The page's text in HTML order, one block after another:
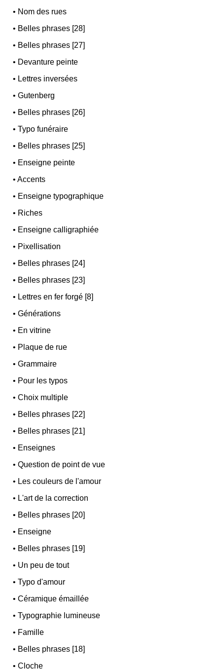
• Nom des rues
• Belles phrases [28]
• Belles phrases [27]
• Devanture peinte
• Lettres inversées
•Gutenberg
• Belles phrases [26]
•Typo funéraire
• Belles phrases [25]
• Enseigne peinte
•Accents
• Enseigne typographique
• Riches
• Enseigne calligraphiée
• Pixellisation
• Belles phrases [24]
• Belles phrases [23]
• Lettres en fer forgé [8]
•Générations
• En vitrine
• Plaque de rue
•Grammaire
• Pour les typos
•Choix multiple
• Belles phrases [22]
• Belles phrases [21]
• Enseignes
•Question de point de vue
• Les couleurs de l'amour
• L'art de la correction
• Belles phrases [20]
• Enseigne
• Belles phrases [19]
• Un peu de tout
•Typo d'amour
•Céramique émaillée
•Typographie lumineuse
• Famille
• Belles phrases [18]
•Cloche